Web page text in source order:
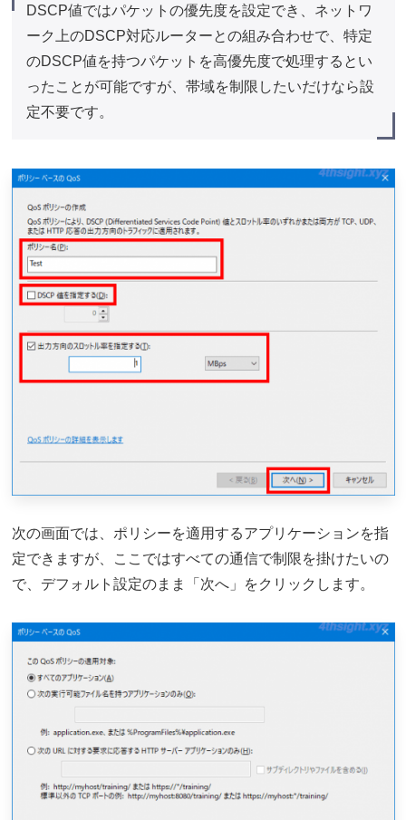
DSCP値ではパケットの優先度を設定でき、ネットワ
ーク上のDSCP対応ルーターとの組み合わせで、特定
のDSCP値を持つパケットを高優先度で処理するとい
ったことが可能ですが、帯域を制限したいだけなら設
定不要です。
次の画面では、ポリシーを適用するアプリケーションを指
定できますが、ここではすべての通信で制限を掛けたいの
で、デフォルト設定のまま「次へ」をクリックします。